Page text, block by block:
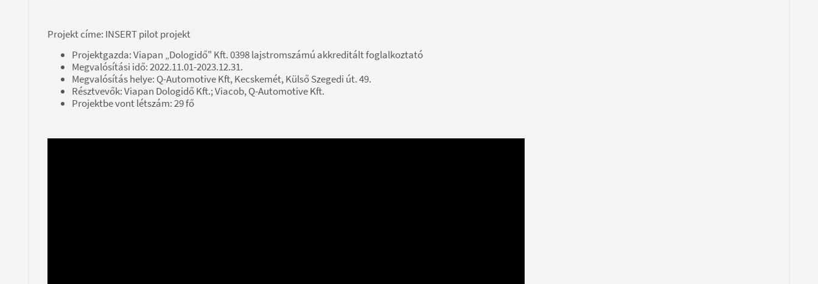
Projekt címe: INSERT pilot projekt
Projektgazda: Viapan „Dologidő" Kft. 0398 lajstromszámú akkreditált foglalkoztató
Megvalósítási idő: 2022.11.01-2023.12.31.
Megvalósítás helye: Q-Automotive Kft, Kecskemét, Külső Szegedi út. 49.
Résztvevők: Viapan Dologidő Kft.; Viacob, Q-Automotive Kft.
Projektbe vont létszám: 29 fő